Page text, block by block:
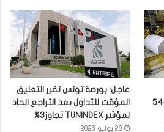
تأمين 5446
عاجل: بورصة تونس تقرر التعليق
المؤقت للتداول بعد التراجع الحاد
لمؤشر TUNINDEX تجاوز3%
28 يوليو 2026